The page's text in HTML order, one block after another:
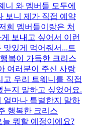
니 와 멤버들 모두에
보니 제가 직접 예약
희 멤버들이랑은 처
보내고 싶어서 이런
맛있게 먹어줘서... 트
복이 가득한 크리스
여러분이 주신 사랑
우리 트웨니를 직접
는지 말하고 싶었어요.
얼마나 특별한지 말하
행복한 크리스
늘 뭐할 예정이에요?